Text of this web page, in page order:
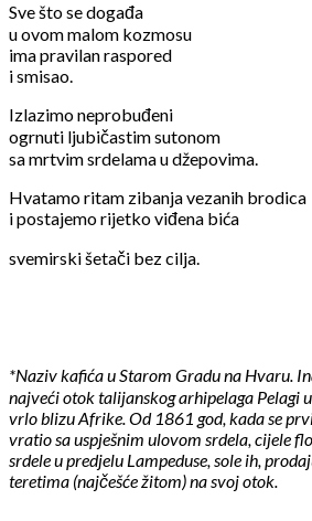
Sve što se događa
u ovom malom kozmosu
ima pravilan raspored
i smisao.
Izlazimo neprobuđeni
ogrnuti ljubičastim sutonom
sa mrtvim srdelama u džepovima.
Hvatamo ritam zibanja vezanih brodica
i postajemo rijetko viđena bića
svemirski šetači bez cilja.
*Naziv kafića u Starom Gradu na Hvaru.
najveći otok talijanskog arhipelaga Pelagi
vrlo blizu Afrike. Od 1861 god, kada se
vratio sa uspješnim ulovom srdela, cijele
srdele u predjelu Lampeduse, sole ih,
teretima (najčešće žitom) na svoj otok.